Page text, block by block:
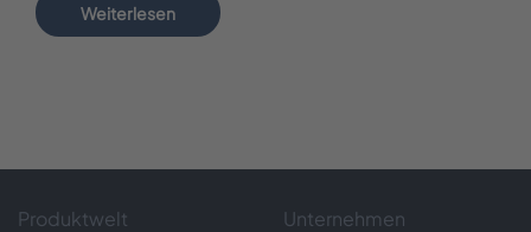
Weiterlesen
Produktwelt Unternehmen